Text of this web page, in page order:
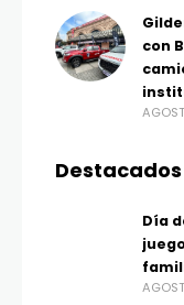
con
Destacados
Día